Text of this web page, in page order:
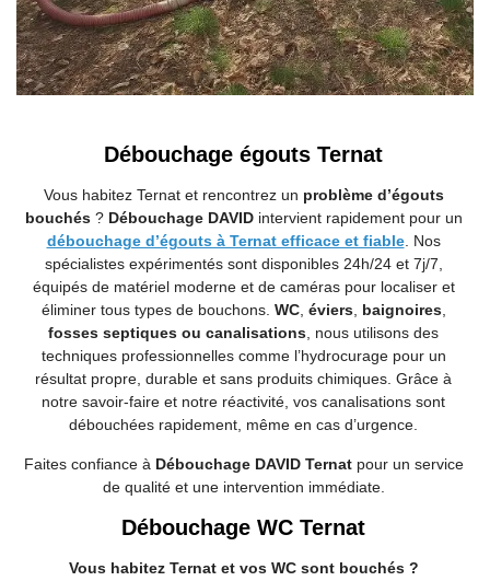
Débouchage égouts Ternat
Vous habitez Ternat et rencontrez un problème d’égouts
bouchés? Débouchage DAVIDintervient rapidement pour un
débouchage d’égouts à Ternat efficace et fiable. Nos
spécialistes expérimentés sont disponibles 24h/24 et 7j/7,
équipés de matériel moderne et de caméras pour localiser et
éliminer tous types de bouchons. WC, éviers, baignoires,
fosses septiques ou canalisations , nous utilisons des
techniques professionnelles comme l’hydrocurage pour un
résultat propre, durable et sans produits chimiques. Grâce à
notre savoir-faire et notre réactivité, vos canalisations sont
débouchées rapidement, même en cas d’urgence.
Faites confiance à Débouchage DAVID Ternat pour un service
de qualité et une intervention immédiate.
Débouchage WC Ternat
Vous habitez Ternat et vos WC sont bouchés ?